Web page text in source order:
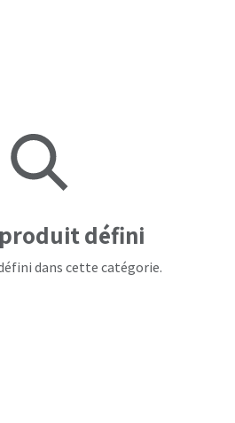
défini
dans cette catégorie.